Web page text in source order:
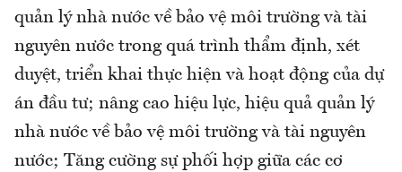
quản lý nhà nước về bảo vệ môi trường và tài
nguyên nước trong quá trình thẩm định, xét
duyệt, triển khai thực hiện và hoạt động của dự
án đầu tư; nâng cao hiệu lực, hiệu quả quản lý
nhà nước về bảo vệ môi trường và tài nguyên
nước; Tăng cường sự phối hợp giữa các cơ